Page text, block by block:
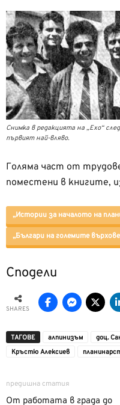
Снимка в редакцията на „Ехо“
първият най-вляво.
Голяма част от
поместени в книгите,
„Истории за началото на
„Българи на големите
Сподели
SHARES
ТАГОВЕ алпинизъм доц.
Кръстю Алексиев
предишна статия
От работата в града до